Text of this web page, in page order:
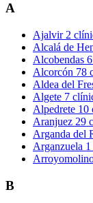
A
Ajalvir 2
Alcalá de
Alcobendas
Alcorcón 78
Aldea del
Algete 7
Alpedrete 10
Aranjuez 29
Arganda del
Arganzuela
B